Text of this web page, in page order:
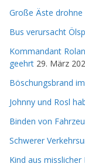
Große Äste
Bus verursacht
Kommandant
geehrt 29. März
Böschungsbrand
Johnny und Rosl
Binden von
Schwerer
Kind aus